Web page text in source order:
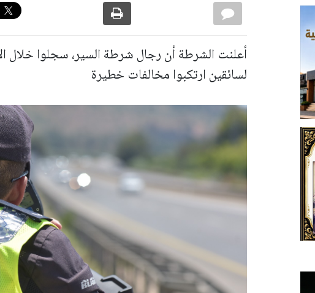
لسائقين ارتكبوا مخالفات خطيرة